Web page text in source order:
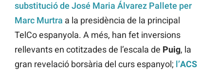
substitució de José Maria Álvarez Pallete per
Marc Murtra a la presidència de la principal
TelCo espanyola. A més, han fet inversions
rellevants en cotitzades de l’escala de Puig, la
gran revelació borsària del curs espanyol; l’ACS